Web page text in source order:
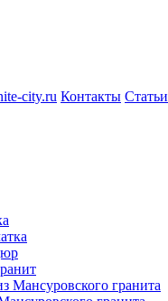
city.ru Контакты Статьи
Мансуровского гранита